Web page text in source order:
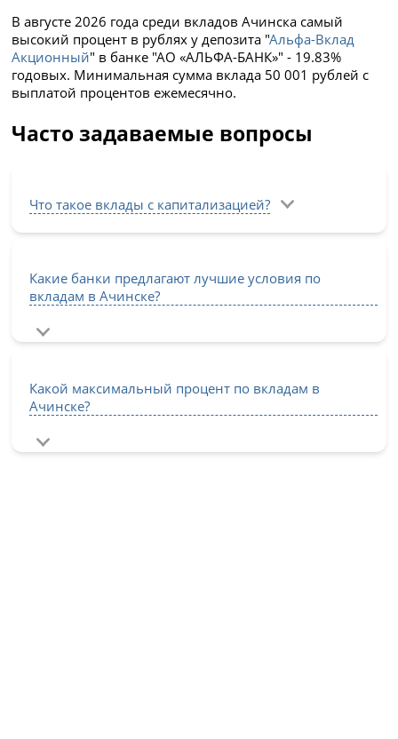
В августе 2026 года среди вкладов Ачинска самый
высокий процент в рублях у депозита "Альфа-Вклад
Акционный" в банке "АО «АЛЬФА-БАНК»" - 19.83%
годовых. Минимальная сумма вклада 50 001 рублей с
выплатой процентов ежемесячно.
Часто задаваемые вопросы
Что такое вклады с капитализацией?
Какие банки предлагают лучшие условия по
вкладам в Ачинске?
Какой максимальный процент по вкладам в
Ачинске?